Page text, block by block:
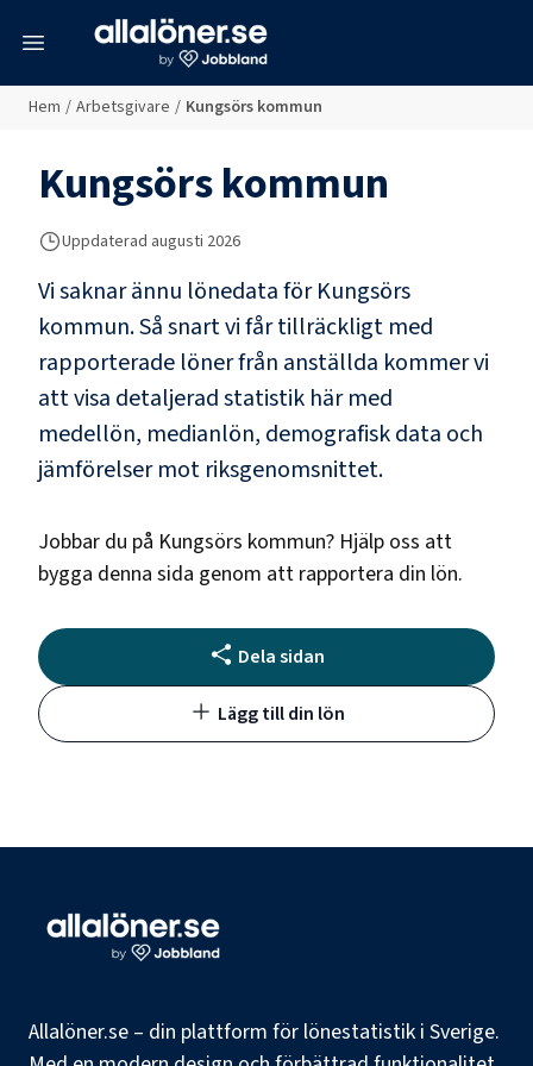
Hem / Arbetsgivare / Kungsörs kommun
Kungsörs kommun
Uppdaterad augusti 2026
Vi saknar ännu lönedata förKungsörs
kommun. Så snart vi får tillräckligt med
rapporterade löner från anställda kommer vi
att visa detaljerad statistik här med
medellön, medianlön, demografisk data och
jämförelser mot riksgenomsnittet.
Jobbar du på Kungsörs kommun? Hjälp oss att
bygga denna sida genom att rapportera din lön.
Dela sidan
Lägg till din lön
Allalöner.se – din plattform för lönestatistik i Sverige.